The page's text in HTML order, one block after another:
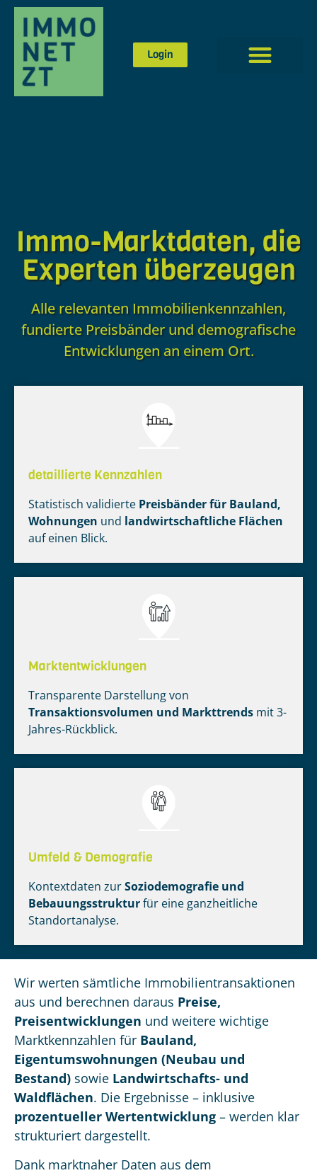
Login
Immo-Marktdaten, die
Experten überzeugen
Alle relevanten Immobilienkennzahlen,
fundierte Preisbänder und demografische
Entwicklungen an einem Ort.
detaillierte Kennzahlen
Statistisch validierte Preisbänder für Bauland,
Wohnungen und landwirtschaftliche Flächen
auf einen Blick.
Marktentwicklungen
Transparente Darstellung von
Transaktionsvolumen und Markttrends mit 3-
Jahres-Rückblick.
Umfeld & Demografie
Kontextdaten zurSoziodemografie und
Bebauungsstrukturfür eine ganzheitliche
Standortanalyse.
Wir werten sämtliche Immobilientransaktionen
aus und berechnen daraus Preise,
Preisentwicklungen und weitere wichtige
Marktkennzahlen für Bauland,
Eigentumswohnungen (Neubau und
Bestand) sowie Landwirtschafts- und
Waldflächen. Die Ergebnisse – inklusive
prozentueller Wertentwicklung – werden klar
strukturiert dargestellt.
Dank marktnahe­r Daten aus dem